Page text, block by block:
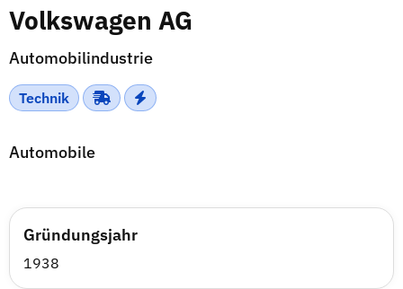
Volkswagen AG
Automobilindustrie
Technik
Automobile
Gründungsjahr
1938